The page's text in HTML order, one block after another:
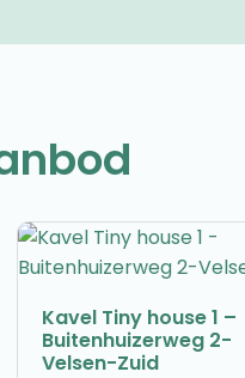
Kavel Tiny house 1 –
Buitenhuizerweg 2-
Velsen-Zuid